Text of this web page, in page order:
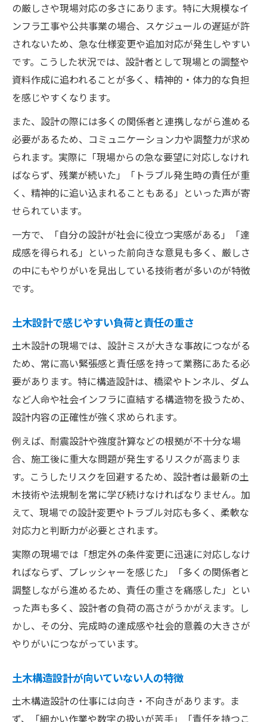
の厳しさや現場対応の多さにあります。特に大規模なイ
ンフラ工事や公共事業の場合、スケジュールの遅延が許
されないため、急な仕様変更や追加対応が発生しやすい
です。こうした状況では、設計者として現場との調整や
資料作成に追われることが多く、精神的・体力的な負担
を感じやすくなります。
また、設計の際には多くの関係者と連携しながら進める
必要があるため、コミュニケーション力や調整力が求め
られます。実際に「現場からの急な要望に対応しなけれ
ばならず、残業が続いた」「トラブル発生時の責任が重
く、精神的に追い込まれることもある」といった声が寄
せられています。
一方で、「自分の設計が社会に役立つ実感がある」「達
成感を得られる」といった前向きな意見も多く、厳しさ
の中にもやりがいを見出している技術者が多いのが特徴
です。
土木設計で感じやすい負荷と責任の重さ
土木設計の現場では、設計ミスが大きな事故につながる
ため、常に高い緊張感と責任感を持って業務にあたる必
要があります。特に構造設計は、橋梁やトンネル、ダム
など人命や社会インフラに直結する構造物を扱うため、
設計内容の正確性が強く求められます。
例えば、耐震設計や強度計算などの根拠が不十分な場
合、施工後に重大な問題が発生するリスクが高まりま
す。こうしたリスクを回避するため、設計者は最新の土
木技術や法規制を常に学び続けなければなりません。加
えて、現場での設計変更やトラブル対応も多く、柔軟な
対応力と判断力が必要とされます。
実際の現場では「想定外の条件変更に迅速に対応しなけ
ればならず、プレッシャーを感じた」「多くの関係者と
調整しながら進めるため、責任の重さを痛感した」とい
った声も多く、設計者の負荷の高さがうかがえます。し
かし、その分、完成時の達成感や社会的意義の大きさが
やりがいにつながっています。
土木構造設計が向いていない人の特徴
土木構造設計の仕事には向き・不向きがあります。ま
ず、「細かい作業や数字の扱いが苦手」「責任を持つこ